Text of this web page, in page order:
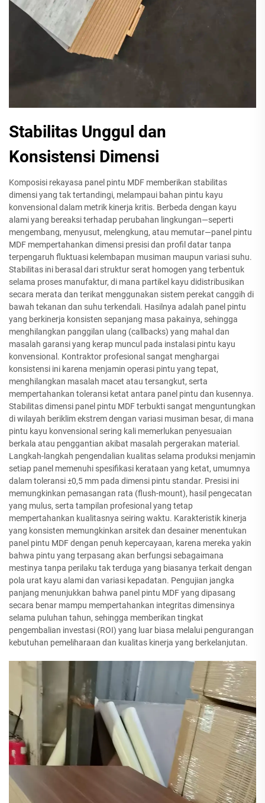
Stabilitas Unggul dan
Konsistensi Dimensi
Komposisi rekayasa panel pintu MDF memberikan stabilitas
dimensi yang tak tertandingi, melampaui bahan pintu kayu
konvensional dalam metrik kinerja kritis. Berbeda dengan kayu
alami yang bereaksi terhadap perubahan lingkungan—seperti
mengembang, menyusut, melengkung, atau memutar—panel pintu
MDF mempertahankan dimensi presisi dan profil datar tanpa
terpengaruh fluktuasi kelembapan musiman maupun variasi suhu.
Stabilitas ini berasal dari struktur serat homogen yang terbentuk
selama proses manufaktur, di mana partikel kayu didistribusikan
secara merata dan terikat menggunakan sistem perekat canggih di
bawah tekanan dan suhu terkendali. Hasilnya adalah panel pintu
yang berkinerja konsisten sepanjang masa pakainya, sehingga
menghilangkan panggilan ulang (callbacks) yang mahal dan
masalah garansi yang kerap muncul pada instalasi pintu kayu
konvensional. Kontraktor profesional sangat menghargai
konsistensi ini karena menjamin operasi pintu yang tepat,
menghilangkan masalah macet atau tersangkut, serta
mempertahankan toleransi ketat antara panel pintu dan kusennya.
Stabilitas dimensi panel pintu MDF terbukti sangat menguntungkan
di wilayah beriklim ekstrem dengan variasi musiman besar, di mana
pintu kayu konvensional sering kali memerlukan penyesuaian
berkala atau penggantian akibat masalah pergerakan material.
Langkah-langkah pengendalian kualitas selama produksi menjamin
setiap panel memenuhi spesifikasi kerataan yang ketat, umumnya
dalam toleransi ±0,5 mm pada dimensi pintu standar. Presisi ini
memungkinkan pemasangan rata (flush-mount), hasil pengecatan
yang mulus, serta tampilan profesional yang tetap
mempertahankan kualitasnya seiring waktu. Karakteristik kinerja
yang konsisten memungkinkan arsitek dan desainer menentukan
panel pintu MDF dengan penuh kepercayaan, karena mereka yakin
bahwa pintu yang terpasang akan berfungsi sebagaimana
mestinya tanpa perilaku tak terduga yang biasanya terkait dengan
pola urat kayu alami dan variasi kepadatan. Pengujian jangka
panjang menunjukkan bahwa panel pintu MDF yang dipasang
secara benar mampu mempertahankan integritas dimensinya
selama puluhan tahun, sehingga memberikan tingkat
pengembalian investasi (ROI) yang luar biasa melalui pengurangan
kebutuhan pemeliharaan dan kualitas kinerja yang berkelanjutan.